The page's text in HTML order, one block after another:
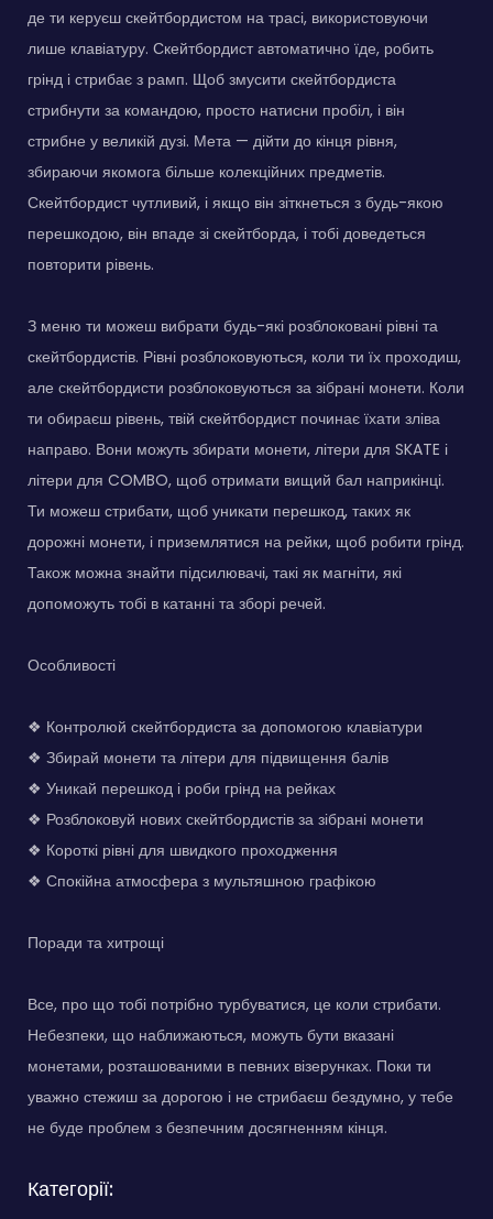
де ти керуєш скейтбордистом на трасі, використовуючи
лише клавіатуру. Скейтбордист автоматично їде, робить
грінд і стрибає з рамп. Щоб змусити скейтбордиста
стрибнути за командою, просто натисни пробіл, і він
стрибне у великій дузі. Мета — дійти до кінця рівня,
збираючи якомога більше колекційних предметів.
Скейтбордист чутливий, і якщо він зіткнеться з будь-якою
перешкодою, він впаде зі скейтборда, і тобі доведеться
повторити рівень.
З меню ти можеш вибрати будь-які розблоковані рівні та
скейтбордистів. Рівні розблоковуються, коли ти їх проходиш,
але скейтбордисти розблоковуються за зібрані монети. Коли
ти обираєш рівень, твій скейтбордист починає їхати зліва
направо. Вони можуть збирати монети, літери для SKATE і
літери для COMBO, щоб отримати вищий бал наприкінці.
Ти можеш стрибати, щоб уникати перешкод, таких як
дорожні монети, і приземлятися на рейки, щоб робити грінд.
Також можна знайти підсилювачі, такі як магніти, які
допоможуть тобі в катанні та зборі речей.
Особливості
❖ Контролюй скейтбордиста за допомогою клавіатури
❖ Збирай монети та літери для підвищення балів
❖ Уникай перешкод і роби грінд на рейках
❖ Розблоковуй нових скейтбордистів за зібрані монети
❖ Короткі рівні для швидкого проходження
❖ Спокійна атмосфера з мультяшною графікою
Поради та хитрощі
Все, про що тобі потрібно турбуватися, це коли стрибати.
Небезпеки, що наближаються, можуть бути вказані
монетами, розташованими в певних візерунках. Поки ти
уважно стежиш за дорогою і не стрибаєш бездумно, у тебе
не буде проблем з безпечним досягненням кінця.
Категорії: